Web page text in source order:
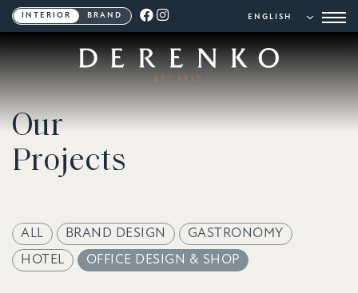
INTERIOR BRAND
Our
Projects
ALL BRAND DESIGN
GASTRONOMY
HOTEL
OFFICE DESIGN & SHOP